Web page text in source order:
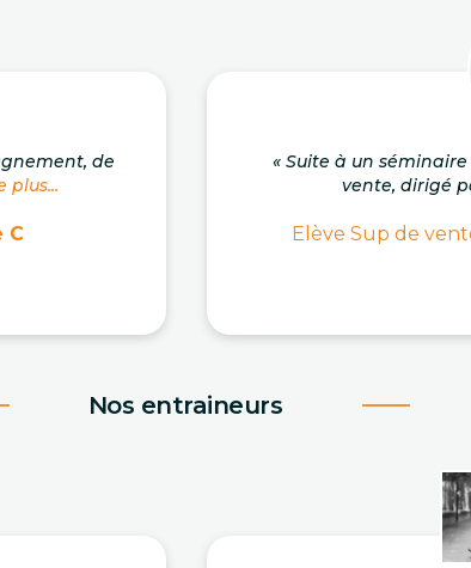
de
plus...
C
« Suite à un séminaire
vente, dirigé
Elève Sup de
Nos entraineurs